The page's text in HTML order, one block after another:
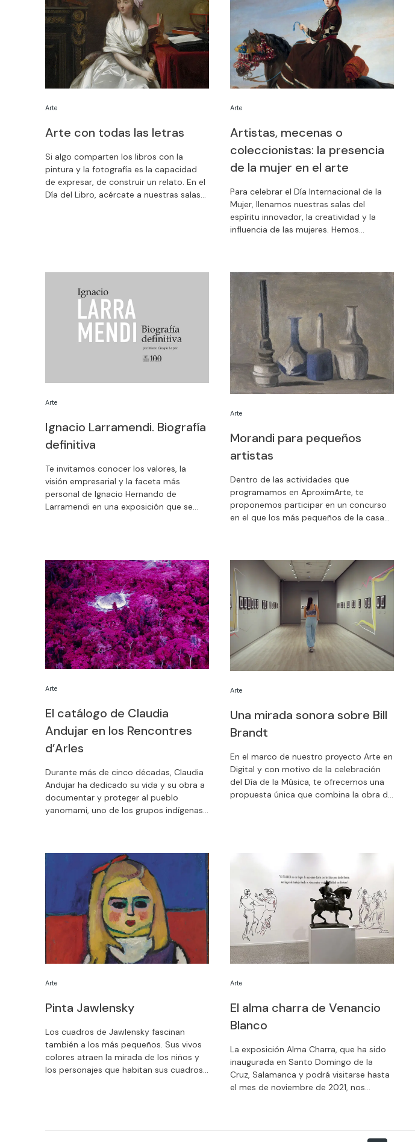
Arte con todas las letras
Arte
Si algo comparten los libros con la
pintura y la fotografía es la capacidad
de expresar, de construir un relato. En el
Día del Libro, acércate a nuestras salas
Artistas, mecenas o
coleccionistas: la presencia
de la mujer en el arte
Arte
Para celebrar el Día Internacional de la
Mujer, llenamos nuestras salas del
espíritu innovador, la creatividad y la
influencia de las mujeres. Hemos
el visitante, profundizaremos en torno a
su figura en el arte y la cultura.
Ignacio Larramendi. Biografía
definitiva
Arte
Te invitamos conocer los valores, la
visión empresarial y la faceta más
personal de Ignacio Hernando de
Larramendi en una exposición que se
Morandi para pequeños
artistas
Arte
Dentro de las actividades que
programamos en AproximArte, te
proponemos participar en un concurso
en el que los más pequeños de la casa
El catálogo de Claudia
Andujar en los Rencontres
d’Arles
Arte
Durante más de cinco décadas, Claudia
Andujar ha dedicado su vida y su obra a
documentar y proteger al pueblo
yanomami, uno de los grupos indígenas
lugar en Barcelona del 26 de febrero al
23 de mayo de 2021, ha resultado
finalista al Premio al Mejor libro de
fotografía histórica de los Rencontres de
Arlés (Francia).
Una mirada sonora sobre Bill
Brandt
Arte
En el marco de nuestro proyecto Arte en
Digital y con motivo de la celebración
del Día de la Música, te ofrecemos una
propuesta única que combina la obra de
Pinta Jawlensky
Arte
Los cuadros de Jawlensky fascinan
también a los más pequeños. Sus vivos
colores atraen la mirada de los niños y
los personajes que habitan sus cuadros
pintor ruso!
El alma charra de Venancio
Blanco
Arte
La exposición Alma Charra, que ha sido
inaugurada en Santo Domingo de la
Cruz, Salamanca y podrá visitarse hasta
el mes de noviembre de 2021, nos